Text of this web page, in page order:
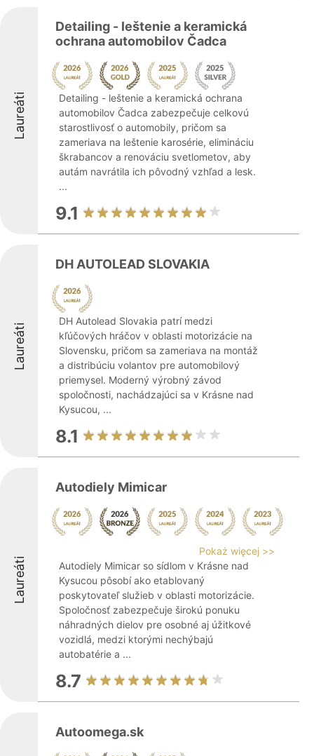
Laureáti
Detailing - leštenie a keramická
ochrana automobilov Čadca
Detailing - leštenie a keramická ochrana
automobilov Čadca zabezpečuje celkovú
starostlivosť o automobily, pričom sa
zameriava na leštenie karosérie, elimináciu
škrabancov a renováciu svetlometov, aby
autám navrátila ich pôvodný vzhľad a lesk.
...
9.1
Laureáti
DH AUTOLEAD SLOVAKIA
DH Autolead Slovakia patrí medzi
kľúčových hráčov v oblasti motorizácie na
Slovensku, pričom sa zameriava na montáž
a distribúciu volantov pre automobilový
priemysel. Moderný výrobný závod
spoločnosti, nachádzajúci sa v Krásne nad
Kysucou, ...
8.1
Laureáti
Autodiely Mimicar
Pokaż więcej >>
Autodiely Mimicar so sídlom v Krásne nad
Kysucou pôsobí ako etablovaný
poskytovateľ služieb v oblasti motorizácie.
Spoločnosť zabezpečuje širokú ponuku
náhradných dielov pre osobné aj úžitkové
vozidlá, medzi ktorými nechýbajú
autobatérie a ...
8.7
Autoomega.sk